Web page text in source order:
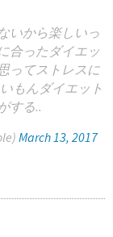
いから楽しいっ
合ったダイエッ
ってストレスに
もんダイエット
する..
March 13, 2017